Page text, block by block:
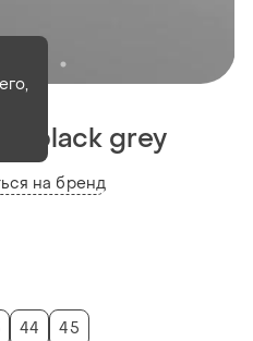
black grey
на бренд
44 45